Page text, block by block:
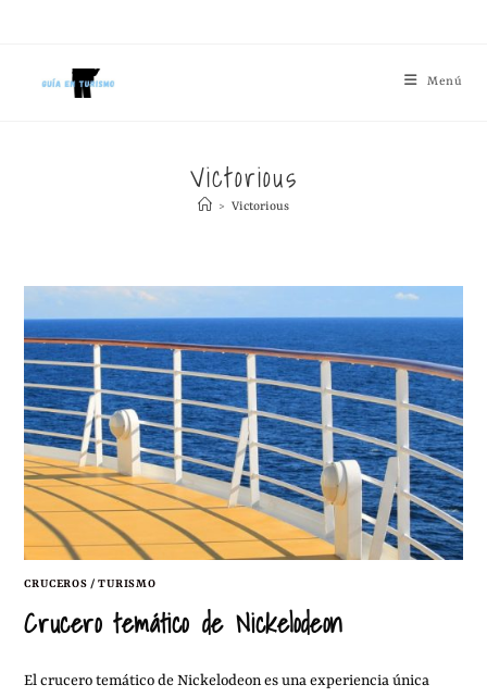
Menú
Victorious
> Victorious
CRUCEROS /TURISMO
Crucero temático de Nickelodeon
El crucero temático de Nickelodeon es una experiencia única